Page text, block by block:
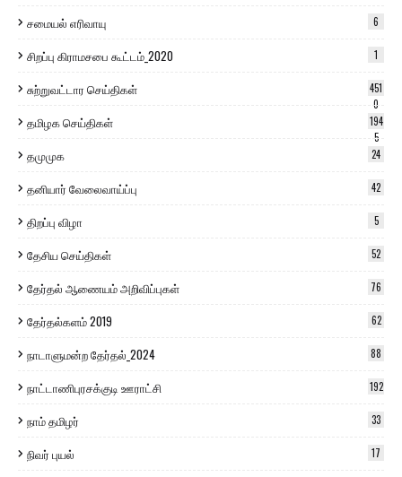
சமையல் எரிவாயு 6
சிறப்பு கிராமசபை கூட்டம்_2020 1
சுற்றுவட்டார செய்திகள்
451
0
தமிழக செய்திகள்
194
5
தமுமுக 24
தனியார் வேலைவாய்ப்பு 42
திறப்பு விழா 5
தேசிய செய்திகள் 52
தேர்தல் ஆணையம் அறிவிப்புகள் 76
தேர்தல்களம் 2019 62
நாடாளுமன்ற தேர்தல்_2024 88
நாட்டாணிபுரசக்குடி ஊராட்சி 192
நாம் தமிழர் 33
நிவர் புயல் 17